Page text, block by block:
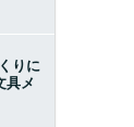
りに
具メ